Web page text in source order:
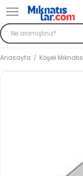
Anasayfa Köşeli Mıknatıs